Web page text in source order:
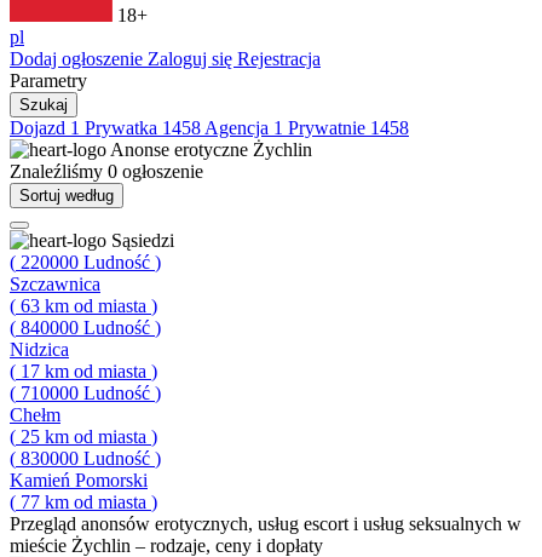
18+
pl
Dodaj ogłoszenie Zaloguj się Rejestracja
Parametry
Szukaj
Dojazd 1 Prywatka 1458 Agencja 1 Prywatnie 1458
Anonse erotyczne Żychlin
Znaleźliśmy 0 ogłoszenie
Sortuj według
Sąsiedzi
( 220000 Ludność )
Szczawnica
( 63 km od miasta )
( 840000 Ludność )
Nidzica
( 17 km od miasta )
( 710000 Ludność )
Chełm
( 25 km od miasta )
( 830000 Ludność )
Kamień Pomorski
( 77 km od miasta )
Przegląd anonsów erotycznych, usług escort i usług seksualnych w
mieście Żychlin – rodzaje, ceny i dopłaty